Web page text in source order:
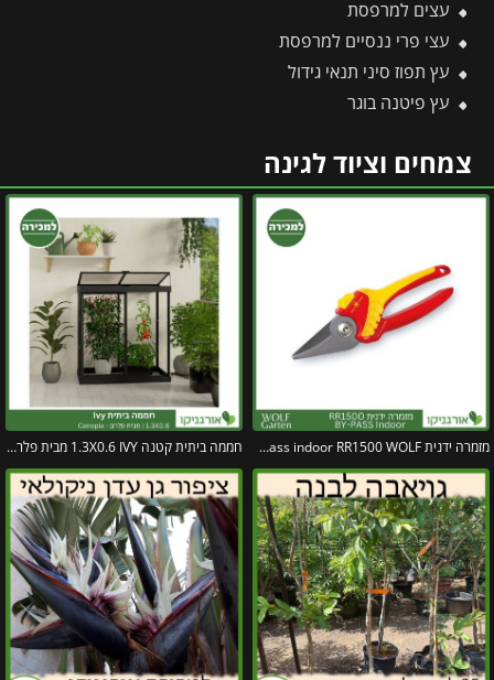
עצים למרפסת
עצי פרי ננסיים למרפסת
עץ תפוז סיני תנאי גידול
עץ פיטנה בוגר
צמחים וציוד לגינה
מזמרה ידנית by-pass indoor RR1500 WOLF חממה ביתית קטנה 1.3X0.6 IVY מבית פלרם – קנופיה